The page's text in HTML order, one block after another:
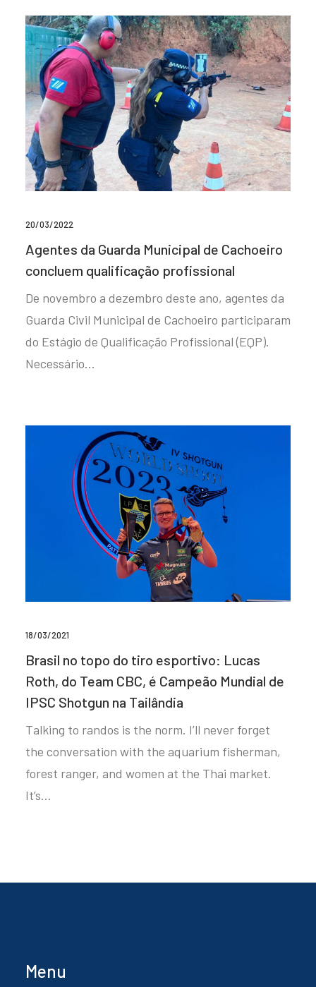
20/03/2022
Agentes da Guarda Municipal de Cachoeiro
concluem qualificação profissional
De novembro a dezembro deste ano, agentes da
Guarda Civil Municipal de Cachoeiro participaram
do Estágio de Qualificação Profissional (EQP).
Necessário…
18/03/2021
Brasil no topo do tiro esportivo: Lucas
Roth, do Team CBC, é Campeão Mundial de
IPSC Shotgun na Tailândia
Talking to randos is the norm. I’ll never forget
the conversation with the aquarium fisherman,
forest ranger, and women at the Thai market.
It’s…
Menu